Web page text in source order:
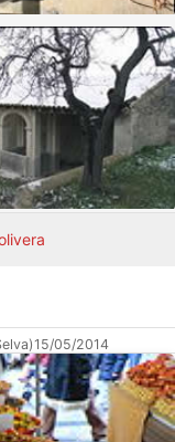
15/05/2014